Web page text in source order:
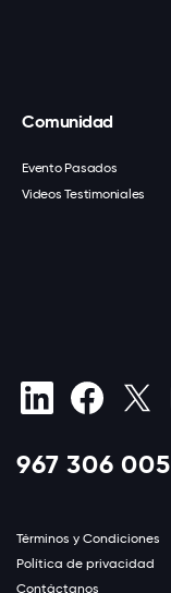
Comunidad
Evento Pasados
Videos Testimoniales
967 306 005
Términos y Condiciones
Política de privacidad
Contáctanos